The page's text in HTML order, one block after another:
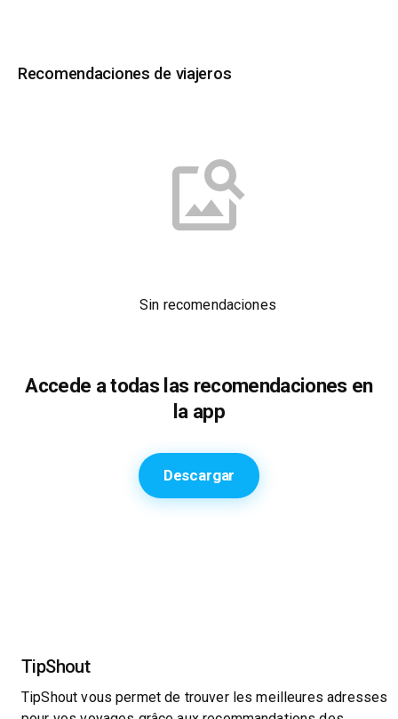
Recomendaciones de viajeros
Sin recomendaciones
Accede a todas las recomendaciones en
la app
Descargar
TipShout
TipShout vous permet de trouver les meilleures adresses